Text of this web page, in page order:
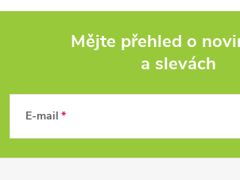
p
Mějte přehled o
a slevách
E-mail